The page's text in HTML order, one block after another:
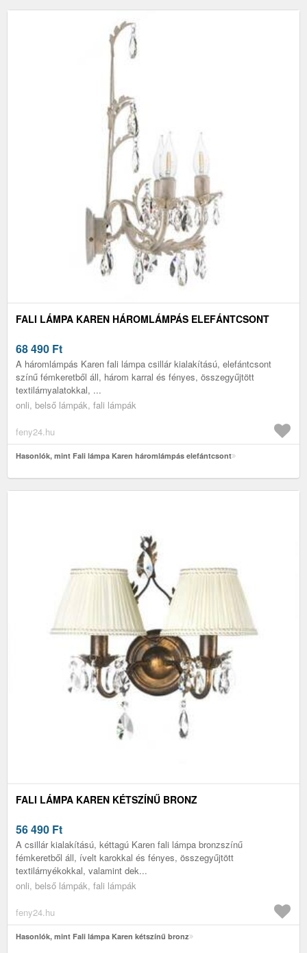
FALI LÁMPA KAREN HÁROMLÁMPÁS ELEFÁNTCSONT
68 490 Ft
A háromlámpás Karen fali lámpa csillár kialakítású, elefántcsont
színű fémkeretből áll, három karral és fényes, összegyűjtött
textilárnyalatokkal, ...
onli, belső lámpák, fali lámpák
feny24.hu
Hasonlók, mint Fali lámpa Karen háromlámpás elefántcsont
FALI LÁMPA KAREN KÉTSZÍNŰ BRONZ
56 490 Ft
A csillár kialakítású, kéttagú Karen fali lámpa bronzszínű
fémkeretből áll, ívelt karokkal és fényes, összegyűjtött
textilárnyékokkal, valamint dek...
onli, belső lámpák, fali lámpák
feny24.hu
Hasonlók, mint Fali lámpa Karen kétszínű bronz